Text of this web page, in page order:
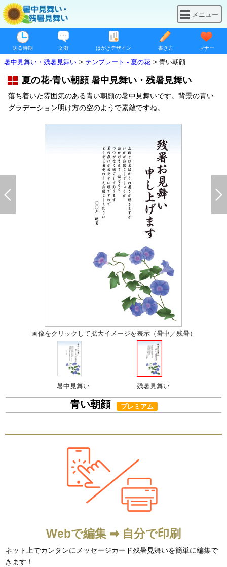
メニュー
送る時期 文例 はがきデザイン 書き方 マナー
暑中見舞い・残暑見舞い テンプレート - 夏の花 青い朝顔
夏の花-青い朝顔 暑中見舞い・残暑見舞い
落ち着いた雰囲気のある青い朝顔の暑中見舞いです。背景の青い
グラデーション明け方の空のようで素敵ですね。
画像をクリックして拡大イメージを表示（暑中／残暑）
暑中見舞い 残暑見舞い
青い朝顔 プレミアム
Webで編集 ➡ 自分で印刷
ネット上でカンタンにメッセージカード残暑見舞いを簡単に編集で
きます！